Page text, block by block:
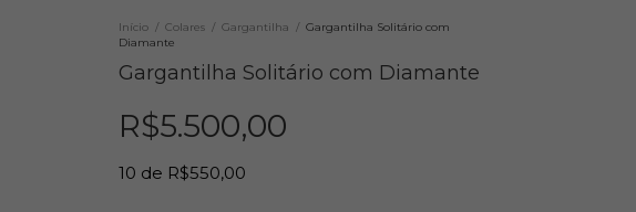
Início / Colares / Gargantilha / Gargantilha Solitário com
Diamante
Gargantilha Solitário com Diamante
R$5.500,00
10 de R$550,00